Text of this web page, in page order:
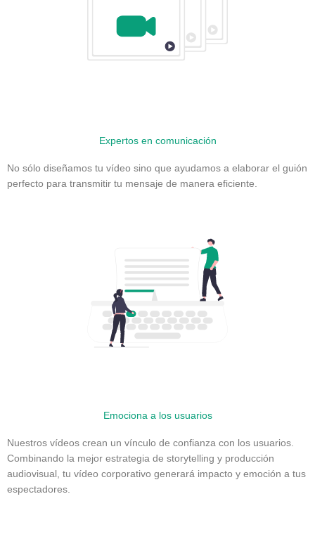
Expertos en comunicación
No sólo diseñamos tu vídeo sino que ayudamos a elaborar el guión
perfecto para transmitir tu mensaje de manera eficiente.
Emociona a los usuarios
Nuestros vídeos crean un vínculo de confianza con los usuarios.
Combinando la mejor estrategia de storytelling y producción
audiovisual, tu vídeo corporativo generará impacto y emoción a tus
espectadores.